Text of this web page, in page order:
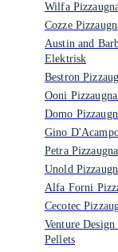
Wilfa
Cozze
Austin and
Elektrisk
Bestron
Ooni
Domo
Gino
Petra
Unold
Alfa Forni
Cecotec
Venture
Pellets